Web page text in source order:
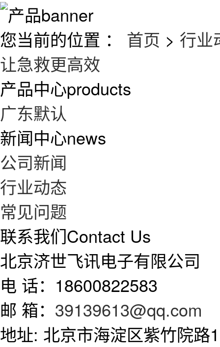
您当前的位置 ： 首页 > 行业
让急救更高效
产品中心products
广东默认
新闻中心news
公司新闻
行业动态
常见问题
联系我们Contact Us
北京济世飞讯电子有限公司
电 话：18600822583
邮 箱： 39139613@qq.com
地址: 北京市海淀区紫竹院路